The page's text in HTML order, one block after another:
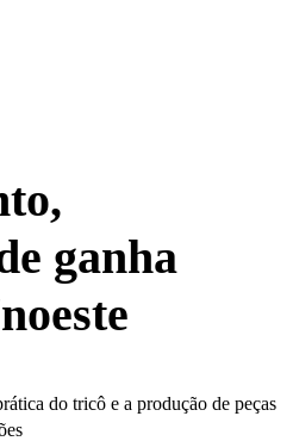
ganha
do tricô e a produção de peças